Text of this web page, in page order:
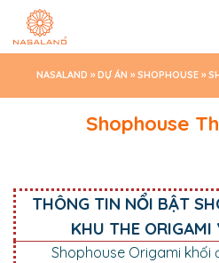
NASALAND »DỰ ÁN »SHOPHOUSE»
Shophouse
THÔNG TIN NỔI BẬT
KHU THE ORIGAMI
Shophouse Origami khối